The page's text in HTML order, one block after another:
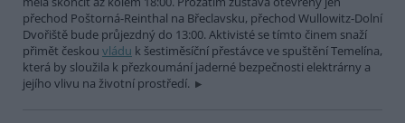
přechod Poštorná-Reinthal na Břeclavsku, přechod Wullowitz-Dolní
Dvořiště bude průjezdný do 13:00. Aktivisté se tímto činem snaží
přimět českou vládu k šestiměsíční přestávce ve spuštění Temelína,
která by sloužila k přezkoumání jaderné bezpečnosti elektrárny a
jejího vlivu na životní prostředí.